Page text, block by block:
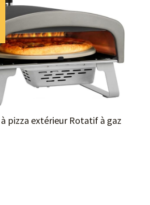
pizza extérieur Rotatif à gaz